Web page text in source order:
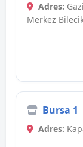
Adres:
Merkez
Bursa 1
Adres: